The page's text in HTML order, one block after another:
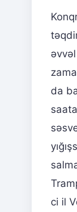
da
ci il